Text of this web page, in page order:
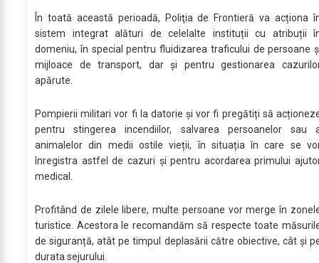
În toată această perioadă, Poliţia de Frontieră va acționa
sistem integrat alături de celelalte instituții cu atribuții
domeniu, în special pentru fluidizarea traficului de persoane
mijloace de transport, dar și pentru gestionarea
apărute.
Pompierii militari vor fi la datorie și vor fi pregătiți să
pentru stingerea incendiilor, salvarea persoanelor sau
animalelor din medii ostile vieții, în situația în care se
înregistra astfel de cazuri și pentru acordarea primului
medical.
Profitând de zilele libere, multe persoane vor merge în
turistice. Acestora le recomandăm să respecte toate
de siguranță, atât pe timpul deplasării către obiective, cât și
durata sejurului.